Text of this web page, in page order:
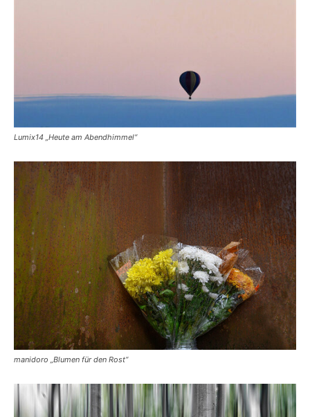
Lumix14 „Heute am Abendhimmel“
manidoro „Blumen für den Rost“